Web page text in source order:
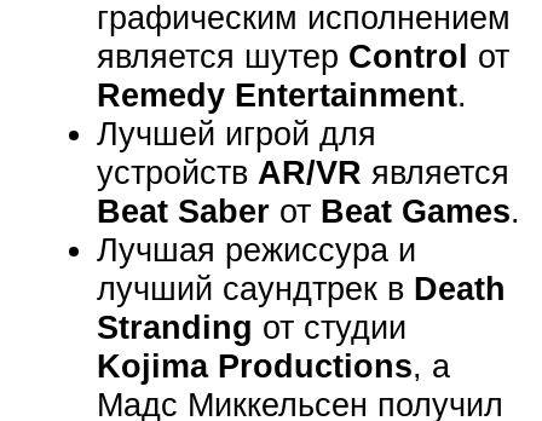
графическим исполнением
является шутер Control от
Remedy Entertainment.
Лучшей игрой для
устройств AR/VR является
Beat Saberот Beat Games.
Лучшая режиссура и
лучший саундтрек в Death
Stranding от студии
Kojima Productions, а
Мадс Миккельсен получил